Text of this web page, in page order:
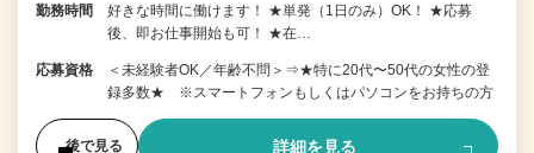
勤務時間
好きな時間に働けます！ ★単発（1日のみ）OK！ ★応募
後、即お仕事開始も可！ ★在…
応募資格
＜未経験者OK／年齢不問＞⇒★特に20代〜50代の女性の登
録多数★ ※スマートフォンもしくはパソコンをお持ちの方
後で見る 詳細を見る